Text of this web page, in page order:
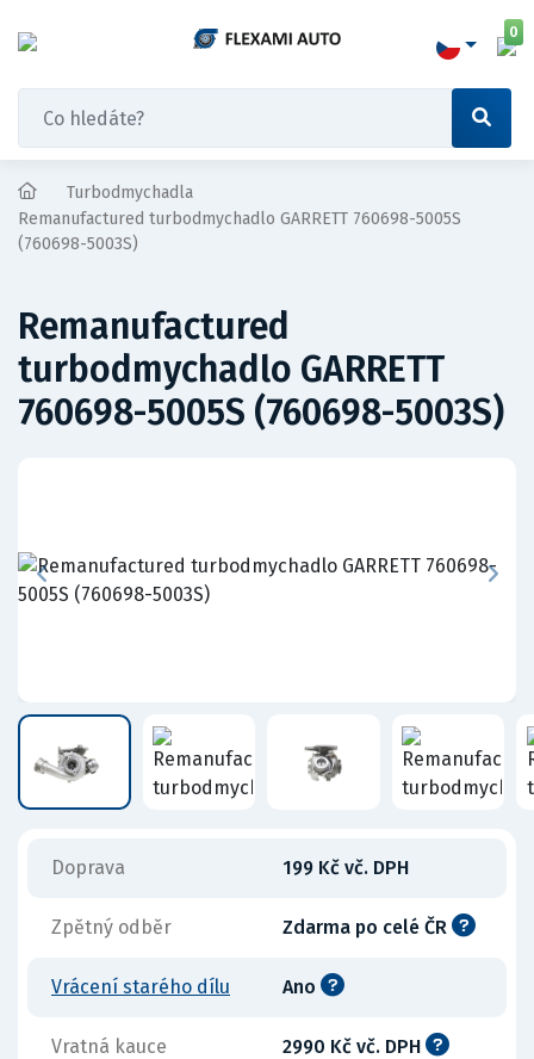
0
Turbodmychadla
Remanufactured turbodmychadlo GARRETT 760698-5005S
(760698-5003S)
Remanufactured
turbodmychadlo GARRETT
760698-5005S (760698-5003S)
Doprava 199 Kč vč. DPH
Zpětný odběr Zdarma po celé ČR
Vrácení starého dílu Ano
Vratná kauce 2990 Kč vč. DPH